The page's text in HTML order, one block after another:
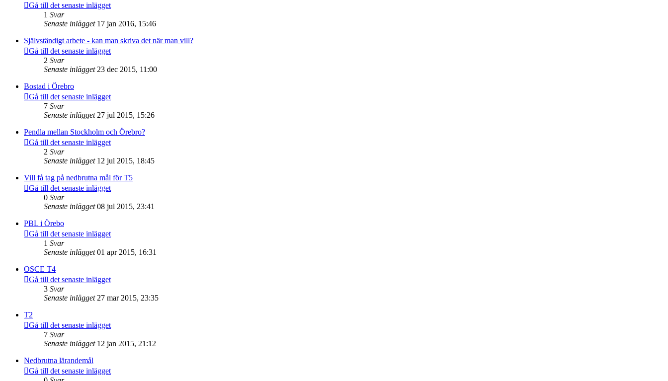
Gå till det senaste inlägget
1 Svar
Senaste inlägget 17 jan 2016, 15:46
Självständigt arbete - kan man skriva det när man vill?
Gå till det senaste inlägget
2 Svar
Senaste inlägget 23 dec 2015, 11:00
Bostad i Örebro
Gå till det senaste inlägget
7 Svar
Senaste inlägget 27 jul 2015, 15:26
Pendla mellan Stockholm och Örebro?
Gå till det senaste inlägget
2 Svar
Senaste inlägget 12 jul 2015, 18:45
Vill få tag på nedbrutna mål för T5
Gå till det senaste inlägget
0 Svar
Senaste inlägget 08 jul 2015, 23:41
PBL i Örebo
Gå till det senaste inlägget
1 Svar
Senaste inlägget 01 apr 2015, 16:31
OSCE T4
Gå till det senaste inlägget
3 Svar
Senaste inlägget 27 mar 2015, 23:35
T2
Gå till det senaste inlägget
7 Svar
Senaste inlägget 12 jan 2015, 21:12
Nedbrutna lärandemål
Gå till det senaste inlägget